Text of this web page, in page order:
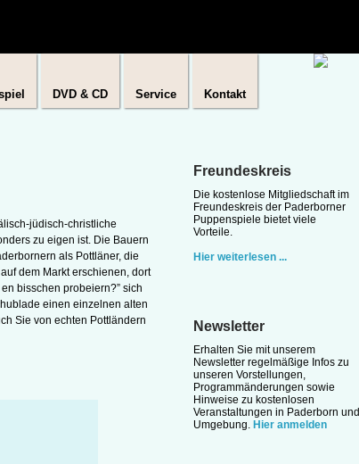
DVD & CD Service Kontakt
jüdisch-christliche
zu eigen ist. Die Bauern
als Pottläner, die
dem Markt erschienen, dort
bisschen probeiern?” sich
einen einzelnen alten
Sie von echten Pottländern
Freundeskreis
Die kostenlose Mitgliedschaft im
Freundeskreis der Paderborner
Puppenspiele bietet viele
Vorteile.
Hier weiterlesen ...
Newsletter
Erhalten Sie mit unserem
Newsletter regelmäßige Infos zu
unseren Vorstellungen,
Programmänderungen sowie
Hinweise zu kostenlosen
Veranstaltungen in Paderborn und
Umgebung. Hier anmelden